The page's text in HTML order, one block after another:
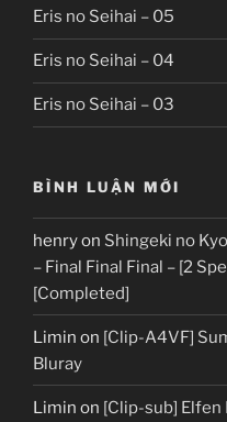
Eris no Seihai – 05
Eris no Seihai – 04
Eris no Seihai – 03
BÌNH LUẬN MỚI
henryon Shingeki no
– Final Final Final – [2
[Completed]
Limin on [Clip-A4VF]
Bluray
Limin on [Clip-sub] Elfen